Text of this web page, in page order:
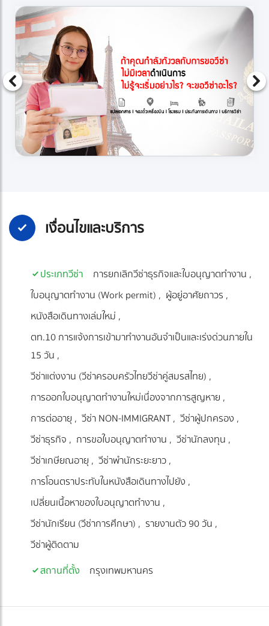
เงื่อนไขและบริการ
ประเภทวีซ่า
การยกเลิกวีซ่าธุรกิจและใบอนุญาตทำงาน
ใบอนุญาตทำงาน (Work permit)
ผู้อยู่อาศัยถาวร
หนังสือเดินทางเล่มใหม่
ตท.10 การแจ้งการเข้ามาทำงานอันจำเป็นและเร่งด่วนภายใน
15 วัน
วีซ่าแต่งงาน (วีซ่าครอบครัวไทยวีซ่าคู่สมรสไทย)
การออกใบอนุญาตทำงานใหม่เนื่องจากการสูญหาย
การต่ออายุ
วีซ่า NON-IMMIGRANT
วีซ่าผู้ปกครอง
วีซ่าธุรกิจ
การขอใบอนุญาตทำงาน
วีซ่านักลงทุน
วีซ่าเกษียณอายุ
วีซ่าพำนักระยะยาว
การโอนตราประทับในหนังสือเดินทางไปยัง
เปลี่ยนเนื้อหาของใบอนุญาตทำงาน
วีซ่านักเรียน (วีซ่าการศึกษา)
รายงานตัว 90 วัน
วีซ่าผู้ติดตาม
สถานที่ตั้ง
กรุงเทพมหานคร